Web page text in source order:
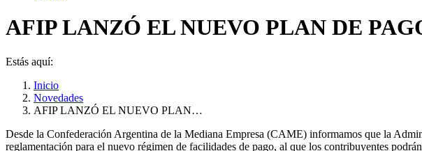
AFIP LANZÓ EL NUEVO PLAN DE
Estás aquí:
Inicio
Novedades
AFIP LANZÓ EL NUEVO PLAN…
Desde la Confederación Argentina de la Mediana Empresa (CAME) informamos que la
reglamentación para el nuevo régimen de facilidades de pago, al que los contribuyentes